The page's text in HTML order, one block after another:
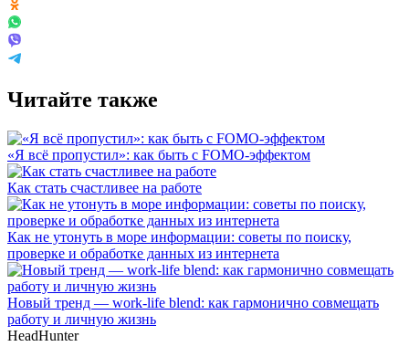
Читайте также
«Я всё пропустил»: как быть с FOMO-эффектом
Как стать счастливее на работе
Как не утонуть в море информации: советы по поиску,
проверке и обработке данных из интернета
Новый тренд — work-life blend: как гармонично совмещать
работу и личную жизнь
HeadHunter